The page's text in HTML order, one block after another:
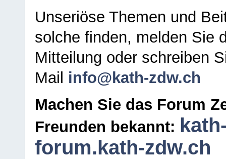
Unseriöse Themen und
solche finden, melden Sie
Mitteilung oder schreiben
Mail info@kath-zdw.ch
Machen Sie das Forum
Freunden bekannt:
forum.kath-zdw.ch